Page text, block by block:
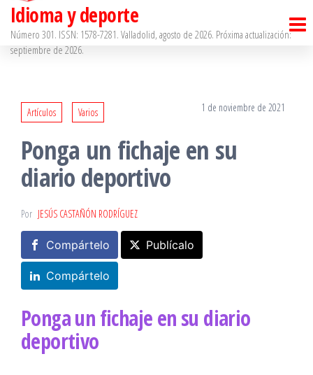
Idioma y deporte
Número 301. ISSN: 1578-7281. Valladolid, agosto de 2026. Próxima actualización:
septiembre de 2026.
Artículos Varios 1 de noviembre de 2021
Ponga un fichaje en su
diario deportivo
Por JESÚS CASTAÑÓN RODRÍGUEZ
Compártelo Publícalo
Compártelo
Ponga un fichaje en su diario
deportivo